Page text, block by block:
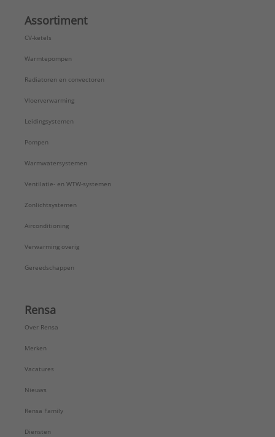
Assortiment
CV-ketels
Warmtepompen
Radiatoren en convectoren
Vloerverwarming
Leidingsystemen
Pompen
Warmwatersystemen
Ventilatie- en WTW-systemen
Zonlichtsystemen
Airconditioning
Verwarming overig
Gereedschappen
Rensa
Over Rensa
Merken
Vacatures
Nieuws
Rensa Family
Diensten